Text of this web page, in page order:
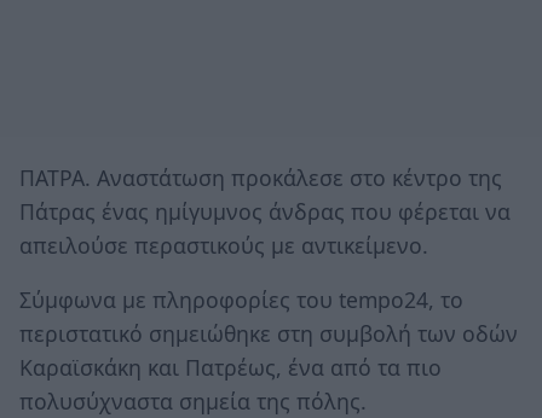
ΠΑΤΡΑ. Αναστάτωση προκάλεσε στο κέντρο της
Πάτρας ένας ημίγυμνος άνδρας που φέρεται να
απειλούσε περαστικούς με αντικείμενο.
Σύμφωνα με πληροφορίες του tempo24, το
περιστατικό σημειώθηκε στη συμβολή των οδών
Καραϊσκάκη και Πατρέως, ένα από τα πιο
πολυσύχναστα σημεία της πόλης.